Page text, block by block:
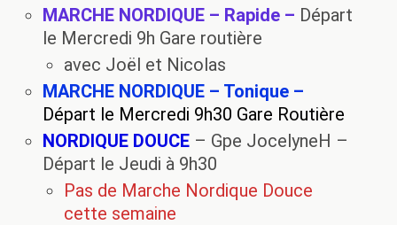
MARCHE NORDIQUE – Rapide – Départ
le Mercredi 9h Gare routière
avec Joël et Nicolas
MARCHE NORDIQUE – Tonique –
Départ le Mercredi 9h30 Gare Routière
NORDIQUE DOUCE – Gpe JocelyneH –
Départ le Jeudi à 9h30
Pas de Marche Nordique Douce
cette semaine